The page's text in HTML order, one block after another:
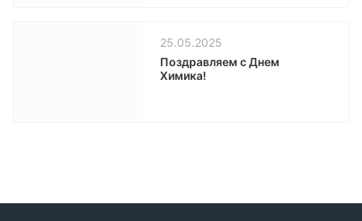
25.05.2025
Поздравляем с Днем
Химика!